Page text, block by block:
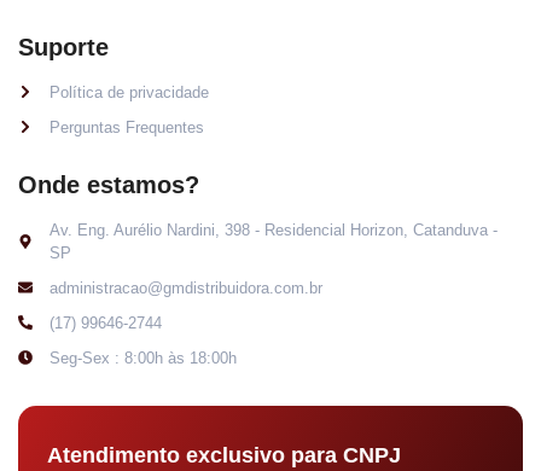
Suporte
Política de privacidade
Perguntas Frequentes
Onde estamos?
Av. Eng. Aurélio Nardini, 398 - Residencial Horizon, Catanduva -
SP
administracao@gmdistribuidora.com.br
(17) 99646-2744
Seg-Sex : 8:00h às 18:00h
Atendimento exclusivo para CNPJ